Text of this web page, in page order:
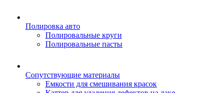
Полировка авто
Полировальные круги
Полировальные пасты
Сопутствующие материалы
Емкости для смешивания красок